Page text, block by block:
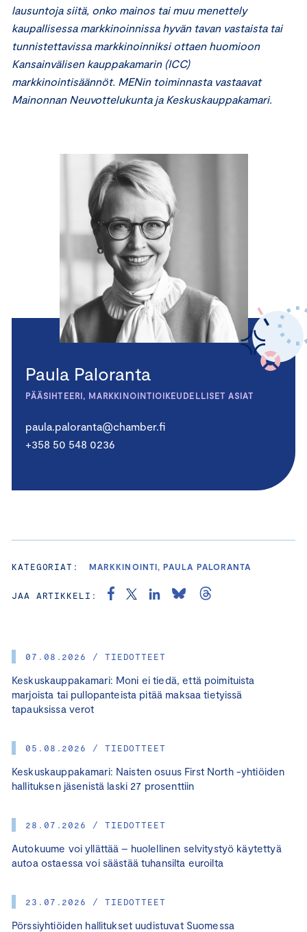
07.08.2026 / TIEDOTTEET
Keskuskauppakamari: Moni ei tiedä, että poimituista
marjoista tai pullopanteista pitää maksaa tietyissä
tapauksissa verot
05.08.2026 / TIEDOTTEET
Keskuskauppakamari: Naisten osuus First North -yhtiöiden
hallituksen jäsenistä laski 27 prosenttiin
28.07.2026 / TIEDOTTEET
Autokuume voi yllättää – huolellinen selvitystyö käytettyä
autoa ostaessa voi säästää tuhansilta euroilta
23.07.2026 / TIEDOTTEET
Pörssiyhtiöiden hallitukset uudistuvat Suomessa
lausuntoja siitä, onko mainos tai muu menettely
kaupallisessa markkinoinnissa hyvän tavan vastaista tai
tunnistettavissa markkinoinniksi ottaen huomioon
Kansainvälisen kauppakamarin (ICC)
markkinointisäännöt. MENin toiminnasta vastaavat
Mainonnan Neuvottelukunta ja Keskuskauppakamari.
Paula Paloranta
PÄÄSIHTEERI, MARKKINOINTIOIKEUDELLISET ASIAT
paula.paloranta@chamber.fi
+358 50 548 0236
KATEGORIAT: MARKKINOINTI, PAULA PALORANTA
JAA ARTIKKELI: